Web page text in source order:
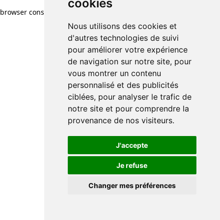
cookies
Nous utilisons des cookies et
d'autres technologies de suivi
pour améliorer votre expérience
de navigation sur notre site, pour
vous montrer un contenu
personnalisé et des publicités
ciblées, pour analyser le trafic de
notre site et pour comprendre la
provenance de nos visiteurs.
J'accepte
Je refuse
Changer mes préférences
browser console for more information)